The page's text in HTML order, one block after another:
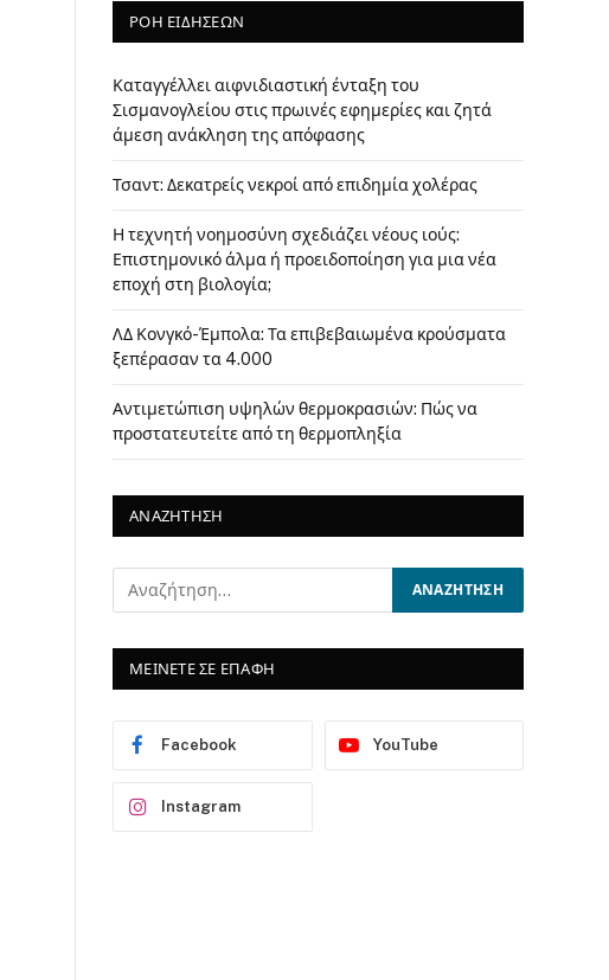
ΡΟΗ ΕΙΔΗΣΕΩΝ
Καταγγέλλει αιφνιδιαστική ένταξη του
Σισμανογλείου στις πρωινές εφημερίες και ζητά
άμεση ανάκληση της απόφασης
Τσαντ: Δεκατρείς νεκροί από επιδημία χολέρας
Η τεχνητή νοημοσύνη σχεδιάζει νέους ιούς:
Επιστημονικό άλμα ή προειδοποίηση για μια νέα
εποχή στη βιολογία;
ΛΔ Κονγκό-Έμπολα: Τα επιβεβαιωμένα κρούσματα
ξεπέρασαν τα 4.000
Αντιμετώπιση υψηλών θερμοκρασιών: Πώς να
προστατευτείτε από τη θερμοπληξία
ΑΝΑΖΗΤΗΣΗ
ΜΕΙΝΕΤΕ ΣΕ ΕΠΑΦΗ
Facebook YouTube
Instagram